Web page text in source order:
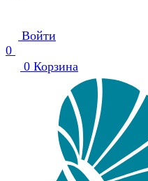
Войти
0
0 Корзина